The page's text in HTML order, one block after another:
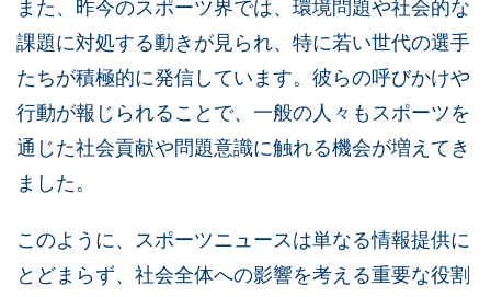
また、昨今のスポーツ界では、環境問題や社会的な
課題に対処する動きが見られ、特に若い世代の選手
たちが積極的に発信しています。彼らの呼びかけや
行動が報じられることで、一般の人々もスポーツを
通じた社会貢献や問題意識に触れる機会が増えてき
ました。
このように、スポーツニュースは単なる情報提供に
とどまらず、社会全体への影響を考える重要な役割